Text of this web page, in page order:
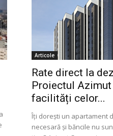
Articole
Rate direct la
Proiectul
facilități celor...
Îți dorești un apartament
necesară și băncile nu